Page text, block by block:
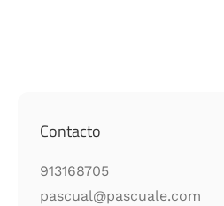
Contacto
913168705
pascual@pascuale.com